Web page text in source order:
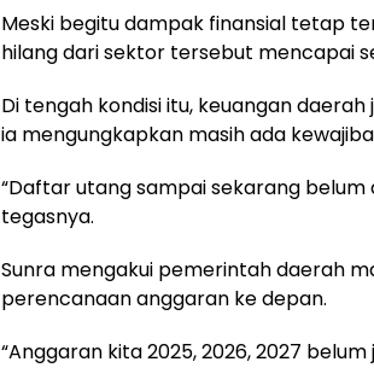
Meski begitu dampak finansial tetap
hilang dari sektor tersebut mencapai
Di tengah kondisi itu, keuangan
ia mengungkapkan masih ada
“Daftar utang sampai sekarang belum
tegasnya.
Sunra mengakui pemerintah daerah
perencanaan anggaran ke depan.
“Anggaran kita 2025, 2026, 2027